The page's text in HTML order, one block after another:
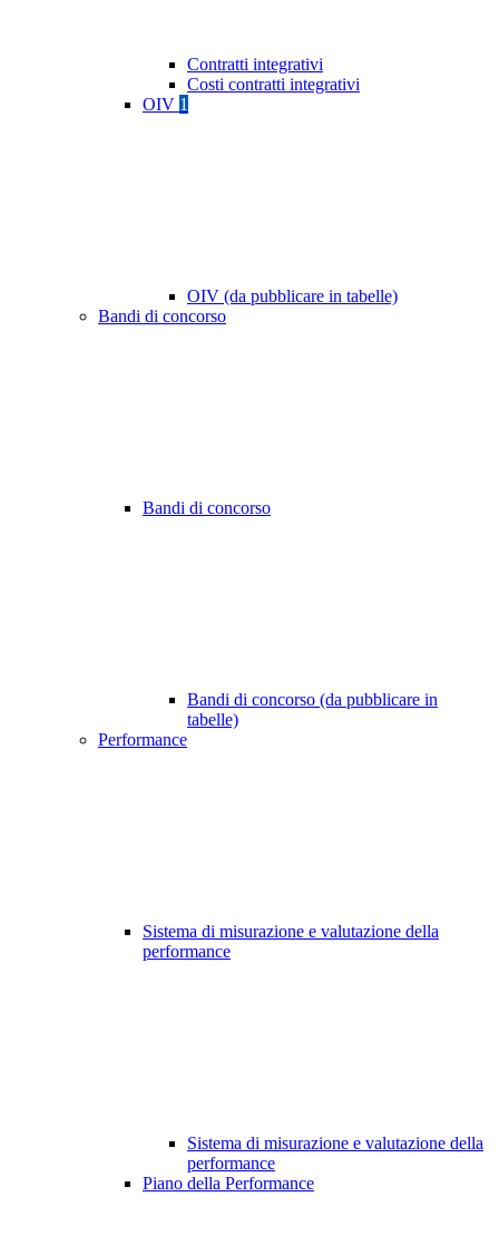
Contratti integrativi
Costi contratti integrativi
OIV 1
OIV (da pubblicare in tabelle)
Bandi di concorso
Bandi di concorso
Bandi di concorso (da pubblicare in
tabelle)
Performance
Sistema di misurazione e valutazione della
performance
Sistema di misurazione e valutazione della
performance
Piano della Performance